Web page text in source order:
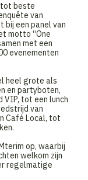
tot beste
van
bij een panel van
motto “One
met een
evenementen
heel grote als
en partyboten,
VIP, tot een lunch
van
Café Local, tot
op, waarbij
welkom zijn
regelmatige